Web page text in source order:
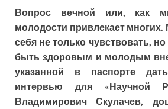
Вопрос вечной или, как
молодости привлекает многих.
себя не только чувствовать,
быть здоровым и молодым
указанной в паспорте
интервью для «Научной
Владимирович Скулачев,